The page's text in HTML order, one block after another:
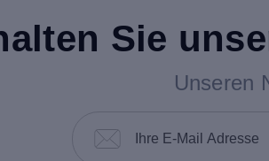
Sie
Unseren